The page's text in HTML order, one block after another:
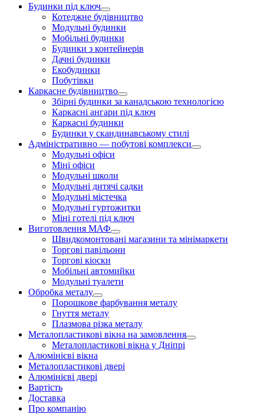
Будинки під ключ
Котеджне будівництво
Модульні будинки
Мобільні будинки
Будинки з контейнерів
Дачні будинки
Екобудинки
Побутівки
Каркасне будівництво
Збірні будинки за канадською технологією
Каркасні ангари під ключ
Каркасні будинки
Будинки у скандинавському стилі
Адміністративно — побутові комплекси
Модульні офіси
Міні офіси
Модульні школи
Модульні дитячі садки
Модульні містечка
Модульні гуртожитки
Міні готелі під ключ
Виготовлення МАФ
Швидкомонтовані магазини та мінімаркети
Торгові павільони
Торгові кіоски
Мобільні автомийки
Модульні туалети
Обробка металу
Порошкове фарбування металу
Гнуття металу
Плазмова різка металу
Металопластикові вікна на замовлення
Металопластикові вікна у Дніпрі
Алюмінієві вікна
Металопластикові двері
Алюмінієві двері
Вартість
Доставка
Про компанію